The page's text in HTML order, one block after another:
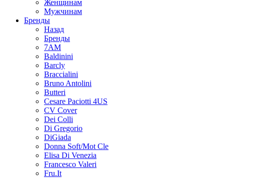
Женщинам
Мужчинам
Бренды
Назад
Бренды
7AM
Baldinini
Barcly
Braccialini
Bruno Antolini
Butteri
Cesare Paciotti 4US
CV Cover
Dei Colli
Di Gregorio
DiGiada
Donna Soft/Mot Cle
Elisa Di Venezia
Francesco Valeri
Fru.It